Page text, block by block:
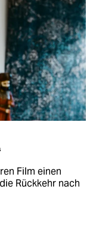
Film einen
Rückkehr nach